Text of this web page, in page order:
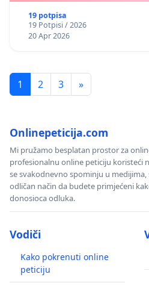
19 potpisa
19 Potpisi / 2026
20 Apr 2026
1 2 3 »
Onlinepeticija.com
Mi pružamo besplatan prostor za
profesionalnu online peticiju koristeći
se svakodnevno spominju u
odličan način da budete primjećeni
donosioca odluka.
Vodiči
Kako pokrenuti online
peticiju